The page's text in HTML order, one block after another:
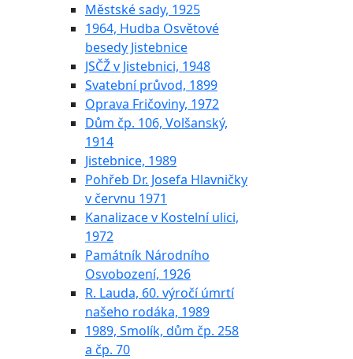
Městské sady, 1925
1964, Hudba Osvětové
besedy Jistebnice
JSČŽ v Jistebnici, 1948
Svatební průvod, 1899
Oprava Fričoviny, 1972
Dům čp. 106, Volšanský,
1914
Jistebnice, 1989
Pohřeb Dr. Josefa Hlavničky
v červnu 1971
Kanalizace v Kostelní ulici,
1972
Památník Národního
Osvobození, 1926
R. Lauda, 60. výročí úmrtí
našeho rodáka, 1989
1989, Smolík, dům čp. 258
a čp. 70